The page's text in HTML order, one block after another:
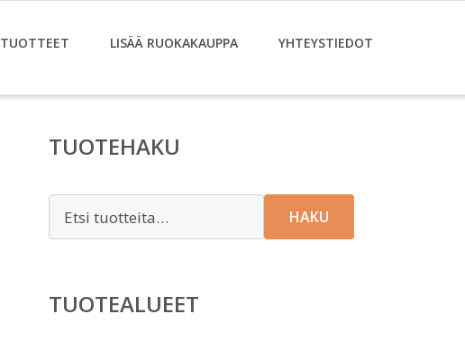
TUOTTEET LISÄÄ RUOKAKAUPPA YHTEYSTIEDOT
TUOTEHAKU
HAKU
TUOTEALUEET